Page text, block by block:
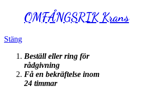
OMFÅNGSRIK Krans
Stäng
Beställ eller ring för
rådgivning
Få en bekräftelse inom
24 timmar